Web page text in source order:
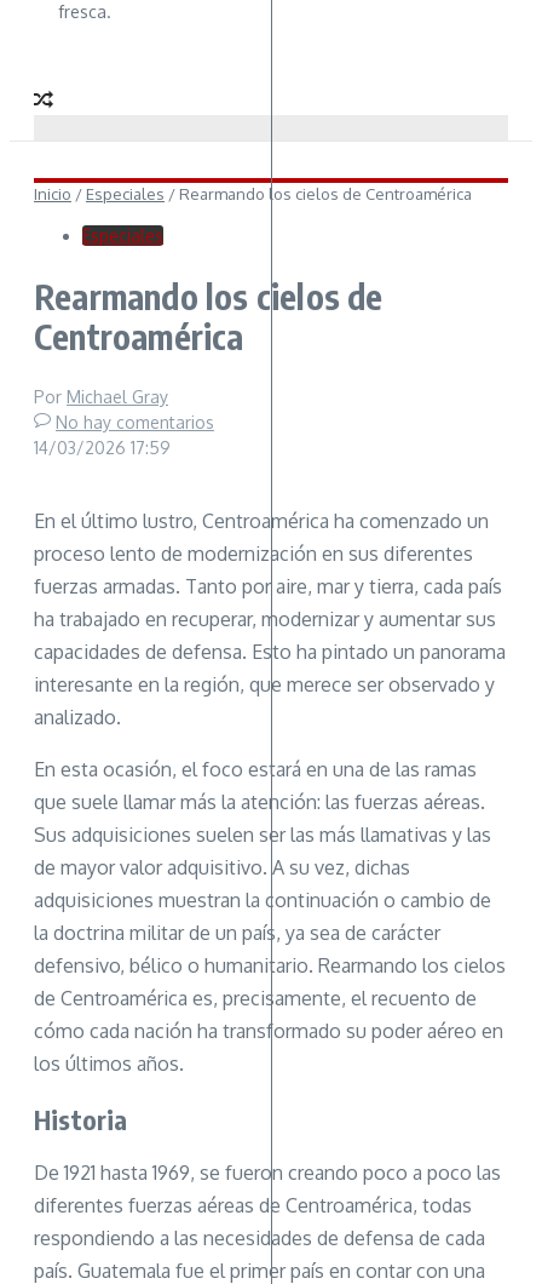
fresca.
Inicio / Especiales / Rearmando los cielos de Centroamérica
Especiales
Rearmando los cielos de
Centroamérica
Por Michael Gray
No hay comentarios
14/03/2026 17:59
En el último lustro, Centroamérica ha comenzado un
proceso lento de modernización en sus diferentes
fuerzas armadas. Tanto por aire, mar y tierra, cada país
ha trabajado en recuperar, modernizar y aumentar sus
capacidades de defensa. Esto ha pintado un panorama
interesante en la región, que merece ser observado y
analizado.
En esta ocasión, el foco estará en una de las ramas
que suele llamar más la atención: las fuerzas aéreas.
Sus adquisiciones suelen ser las más llamativas y las
de mayor valor adquisitivo. A su vez, dichas
adquisiciones muestran la continuación o cambio de
la doctrina militar de un país, ya sea de carácter
defensivo, bélico o humanitario. Rearmando los cielos
de Centroamérica es, precisamente, el recuento de
cómo cada nación ha transformado su poder aéreo en
los últimos años.
Historia
De 1921 hasta 1969, se fueron creando poco a poco las
diferentes fuerzas aéreas de Centroamérica, todas
respondiendo a las necesidades de defensa de cada
país. Guatemala fue el primer país en contar con una